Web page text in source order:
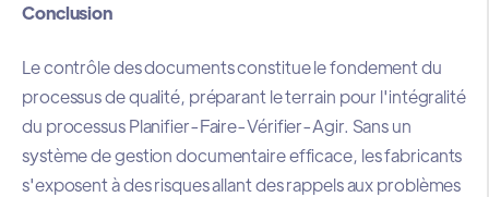
Conclusion
Le contrôle des documents constitue le fondement du
processus de qualité, préparant le terrain pour l'intégralité
du processus Planifier-Faire-Vérifier-Agir. Sans un
système de gestion documentaire efficace, les fabricants
s'exposent à des risques allant des rappels aux problèmes